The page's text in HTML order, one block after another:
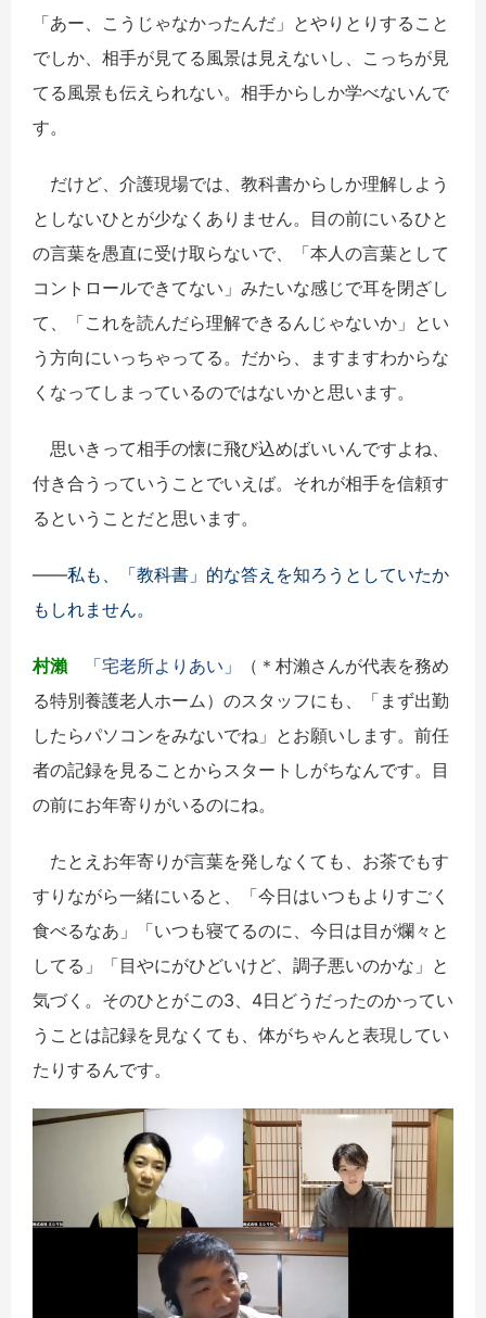
「あー、こうじゃなかったんだ」とやりとりすること
でしか、相手が見てる風景は見えないし、こっちが見
てる風景も伝えられない。相手からしか学べないんで
す。
だけど、介護現場では、教科書からしか理解しよう
としないひとが少なくありません。目の前にいるひと
の言葉を愚直に受け取らないで、「本人の言葉として
コントロールできてない」みたいな感じで耳を閉ざし
て、「これを読んだら理解できるんじゃないか」とい
う方向にいっちゃってる。だから、ますますわからな
くなってしまっているのではないかと思います。
思いきって相手の懐に飛び込めばいいんですよね、
付き合うっていうことでいえば。それが相手を信頼す
るということだと思います。
――私も、「教科書」的な答えを知ろうとしていたか
もしれません。
村瀨 「宅老所よりあい」
（＊村瀨さんが代表を務め
る特別養護老人ホーム）のスタッフにも、「まず出勤
したらパソコンをみないでね」とお願いします。前任
者の記録を見ることからスタートしがちなんです。目
の前にお年寄りがいるのにね。
たとえお年寄りが言葉を発しなくても、お茶でもす
すりながら一緒にいると、「今日はいつもよりすごく
食べるなあ」「いつも寝てるのに、今日は目が爛々と
してる」「目やにがひどいけど、調子悪いのかな」と
気づく。そのひとがこの3、4日どうだったのかってい
うことは記録を見なくても、体がちゃんと表現してい
たりするんです。